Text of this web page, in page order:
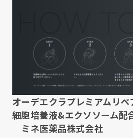
オーデエクラプレミアムリ
細胞培養液&エクソソーム配
｜ミネ医薬品株式会社